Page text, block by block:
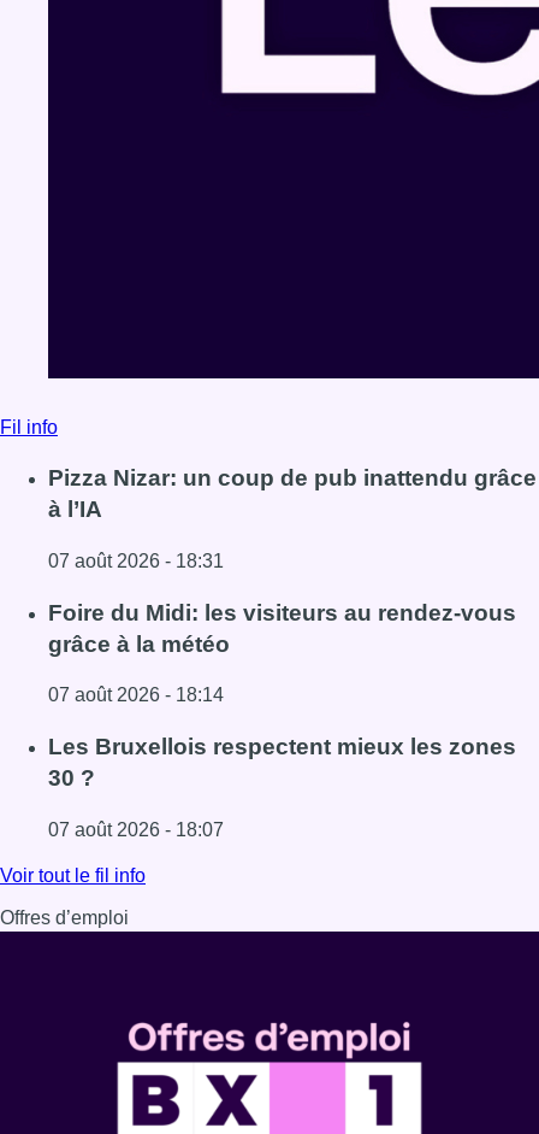
Fil info
Pizza Nizar: un coup de pub inattendu grâce
à l’IA
07 août 2026 - 18:31
Lire l'article Pizza Nizar: un coup de pub inattendu grâce
Foire du Midi: les visiteurs au rendez-vous
grâce à la météo
07 août 2026 - 18:14
Lire l'article Foire du Midi: les visiteurs au rendez-vous
Les Bruxellois respectent mieux les zones
30 ?
07 août 2026 - 18:07
Lire l'article Les Bruxellois respectent mieux les zones 30
Voir tout le fil info
Offres d’emploi